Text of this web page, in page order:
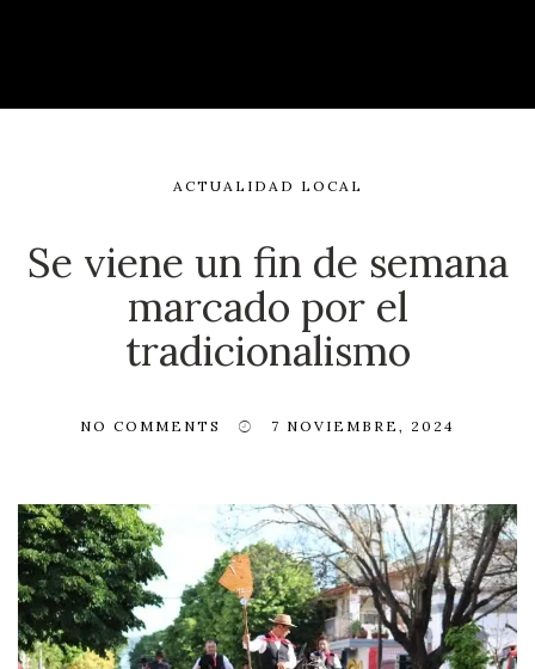
ACTUALIDAD LOCAL
Se viene un fin de semana
marcado por el
tradicionalismo
NO COMMENTS 7 NOVIEMBRE, 2024